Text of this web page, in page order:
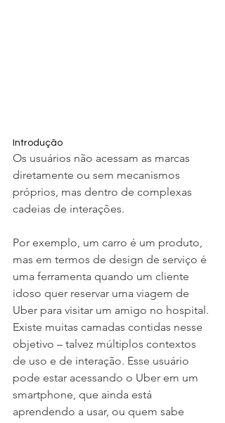
Introdução
Os usuários não acessam as marcas
diretamente ou sem mecanismos
próprios, mas dentro de complexas
cadeias de interações.
Por exemplo, um carro é um produto,
mas em termos de design de serviço é
uma ferramenta quando um cliente
idoso quer reservar uma viagem de
Uber para visitar um amigo no hospital.
Existe muitas camadas contidas nesse
objetivo – talvez múltiplos contextos
de uso e de interação. Esse usuário
pode estar acessando o Uber em um
smartphone, que ainda está
aprendendo a usar, ou quem sabe